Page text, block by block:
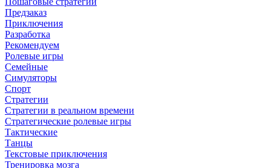
Предзаказ
Приключения
Разработка
Рекомендуем
Ролевые игры
Семейные
Симуляторы
Спорт
Стратегии
Стратегии в реальном времени
Стратегические ролевые игры
Тактические
Танцы
Текстовые приключения
Тренировка мозга